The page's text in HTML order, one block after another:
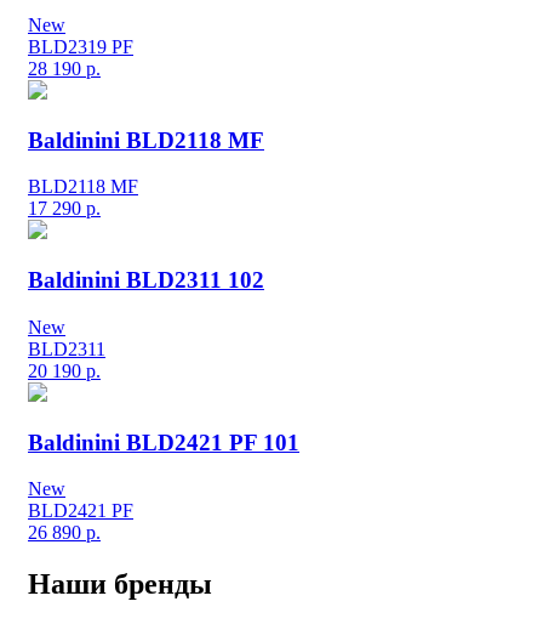
New
BLD2319 PF
28 190 р.
Baldinini BLD2118 MF
BLD2118 MF
17 290 р.
Baldinini BLD2311 102
New
BLD2311
20 190 р.
Baldinini BLD2421 PF 101
New
BLD2421 PF
26 890 р.
Наши бренды